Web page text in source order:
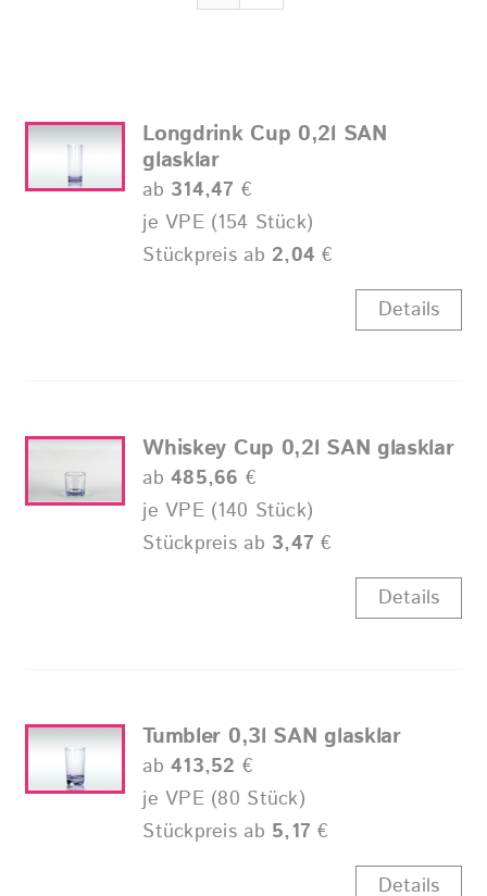
Longdrink Cup 0,2l SAN
glasklar
ab 314,47 €
je VPE (154 Stück)
Stückpreis ab 2,04 €
Details
Whiskey Cup 0,2l SAN glasklar
ab485,66 €
je VPE (140 Stück)
Stückpreis ab 3,47 €
Details
Tumbler 0,3l SAN glasklar
ab413,52 €
je VPE (80 Stück)
Stückpreis ab 5,17 €
Details